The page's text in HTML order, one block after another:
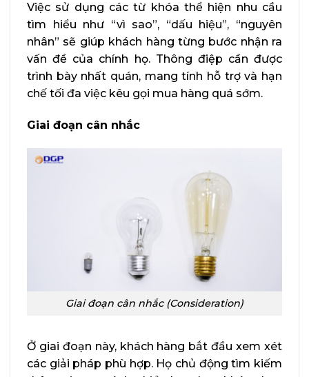
Việc sử dụng các từ khóa thể hiện nhu cầu
tìm hiểu như “vì sao”, “dấu hiệu”, “nguyên
nhân” sẽ giúp khách hàng từng bước nhận ra
vấn đề của chính họ. Thông điệp cần được
trình bày nhất quán, mang tính hỗ trợ và hạn
chế tối đa việc kêu gọi mua hàng quá sớm.
Giai đoạn cân nhắc
Giai đoạn cân nhắc (Consideration)
Ở giai đoạn này, khách hàng bắt đầu xem xét
các giải pháp phù hợp. Họ chủ động tìm kiếm